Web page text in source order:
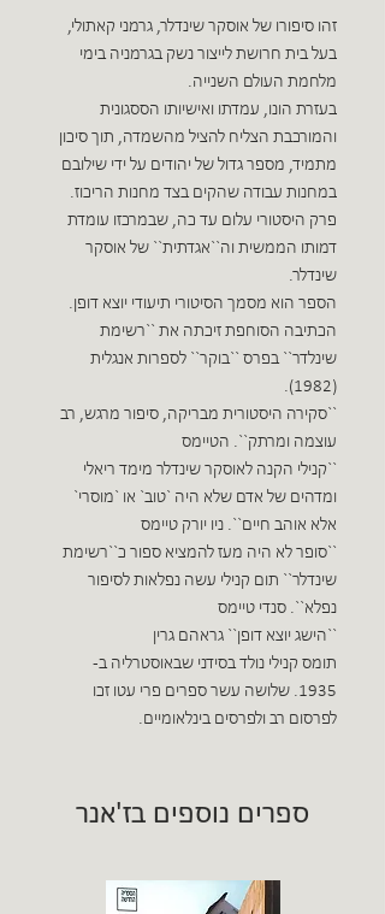
זהו סיפורו של אוסקר שינדלר, גרמני קאתולי,
בעל בית חרושת לייצור נשק בגרמניה בימי
מלחמת העולם השנייה.
בעזרת הונו, עמדתו ואישיותו הססגונית
והמורכבת הצליח להציל מהשמדה, תוך סיכון
מתמיד, מספר גדול של יהודים על ידי שילובם
במחנות עבודה שהקים בצד מחנות הריכוז.
פרק היסטורי עלום עד כה, שבמרכזו עומדת
דמותו הממשית וה``אגדתית`` של אוסקר
שינדלר.
הספר הוא מסמך הסיטורי תיעודי יוצא דופן.
הכתיבה הסוחפת זיכתה את ``רשימת
שינלדר`` בפרס ``בוקר`` לספרות אנגלית
(1982).
``סקירה היסטורית מבריקה, סיפור מרגש, רב
עוצמה ומרתק``. הטיימס
``קנילי הקנה לאוסקר שינדלר מימד ריאלי
ומדהים של אדם שלא היה `טוב` או `מוסרי`
אלא אוהב חיים``. ניו יורק טיימס
``סופר לא היה מעז להמציא ספור כ``רשימת
שינדלר`` תום קנילי עשה נפלאות לסיפור
נפלא``. סנדי טיימס
``הישג יוצא דופן`` גראהם גרין
תומס קנילי נולד בסידני שבאוסטרליה ב-
1935. שלושה עשר ספרים פרי עטו זכו
לפרסום רב ולפרסים בינלאומיים.
ספרים נוספים בז'אנר